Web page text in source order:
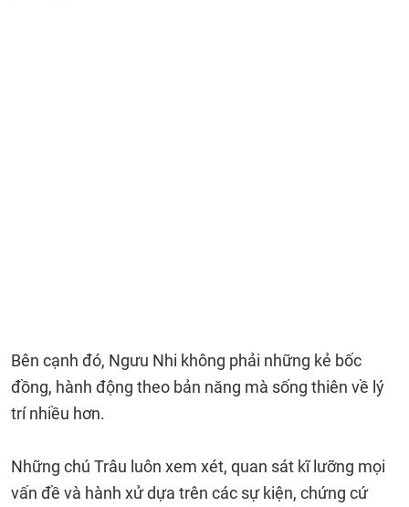
Bên cạnh đó, Ngưu Nhi không phải những kẻ bốc
đồng, hành động theo bản năng mà sống thiên về lý
trí nhiều hơn.
Những chú Trâu luôn xem xét, quan sát kĩ lưỡng mọi
vấn đề và hành xử dựa trên các sự kiện, chứng cứ